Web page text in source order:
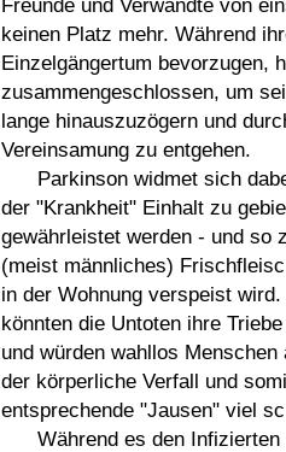
Freunde und Verwandte von
keinen Platz mehr. Während
Einzelgängertum bevorzugen,
zusammengeschlossen, um
lange hinauszuzögern und
Vereinsamung zu entgehen.
Parkinson widmet sich
der "Krankheit" Einhalt zu
gewährleistet werden - und so
(meist männliches)
in der Wohnung verspeist
könnten die Untoten ihre
und würden wahllos
der körperliche Verfall und
entsprechende "Jausen" viel
Während es den